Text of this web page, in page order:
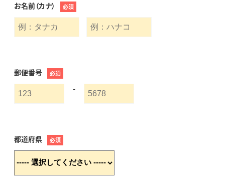
お名前（カナ） 必須
郵便番号 必須
-
都道府県 必須